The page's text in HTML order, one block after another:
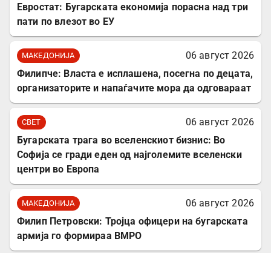
Евростат: Бугарската економија порасна над три
пати по влезот во ЕУ
МАКЕДОНИЈА
06 август 2026
Филипче: Власта е исплашена, посегна по децата,
организаторите и напаѓачите мора да одговараат
СВЕТ
06 август 2026
Бугарската трага во вселенскиот бизнис: Во
Софија се гради еден од најголемите вселенски
центри во Европа
МАКЕДОНИЈА
06 август 2026
Филип Петровски: Тројца офицери на бугарската
армија го формираа ВМРО